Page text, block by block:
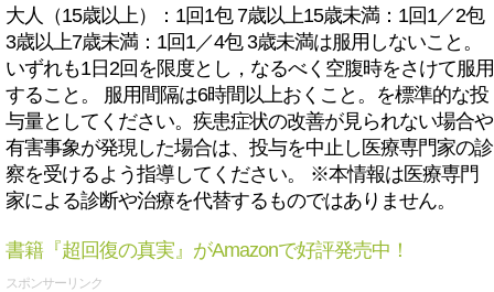
大人（15歳以上）：1回1包 7歳以上15歳未満：1回1／2包
3歳以上7歳未満：1回1／4包 3歳未満は服用しないこと。
いずれも1日2回を限度とし，なるべく空腹時をさけて服用
すること。 服用間隔は6時間以上おくこと。を標準的な投
与量としてください。疾患症状の改善が見られない場合や
有害事象が発現した場合は、投与を中止し医療専門家の診
察を受けるよう指導してください。 ※本情報は医療専門
家による診断や治療を代替するものではありません。
書籍『超回復の真実』がAmazonで好評発売中！
スポンサーリンク